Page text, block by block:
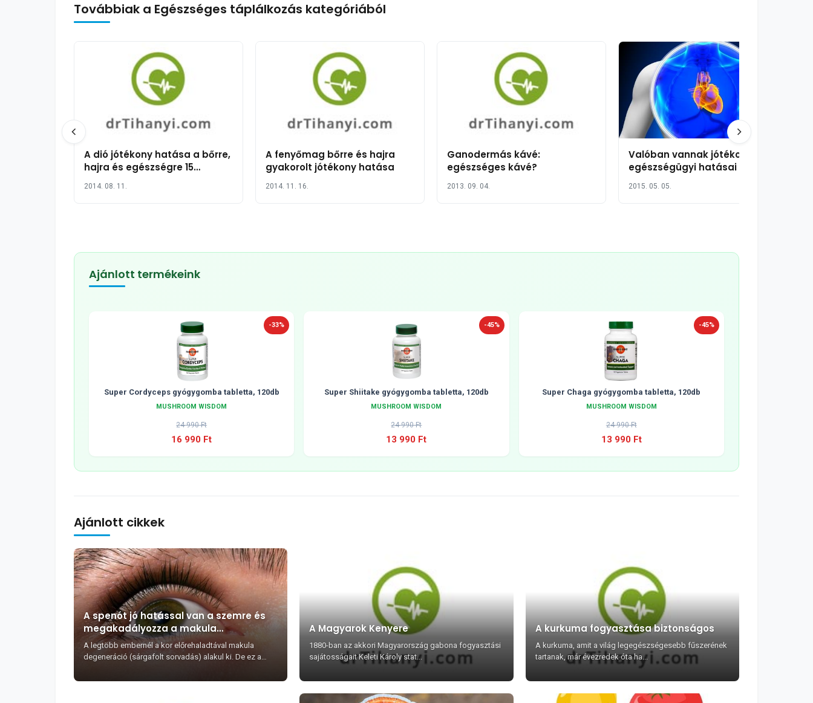
Továbbiak a Egészséges táplálkozás kategóriából
A dió jótékony hatása a bőrre,
hajra és egészségre 15
2014. 08. 11.
A fenyőmag bőrre és hajra
gyakorolt jótékony hatása
2014. 11. 16.
Ganodermás kávé:
egészséges kávé?
2013. 09. 04.
Valóban vannak jótékony
egészségügyi hatásai az
2015. 05. 05.
Ajánlott termékeink
-33%
Super Cordyceps gyógygomba tabletta, 120db
MUSHROOM WISDOM
24 990 Ft
16 990 Ft
-45%
Super Shiitake gyógygomba tabletta, 120db
MUSHROOM WISDOM
24 990 Ft
13 990 Ft
-45%
Super Chaga gyógygomba tabletta, 120db
MUSHROOM WISDOM
24 990 Ft
13 990 Ft
Ajánlott cikkek
A spenót jó hatással van a szemre és
megakadályozza a makula
degeneráció kialakulását
A legtöbb embernél a kor előrehaladtával makula
degeneráció (sárgafolt sorvadás) alakul ki. De ez a
stratégiákka...
A Magyarok Kenyere
1880-ban az akkori Magyarország gabona fogyasztási
sajátosságait Keleti Károly stat...
A kurkuma fogyasztása biztonságos
A kurkuma, amit a világ legegészségesebb fűszerének
tartanak, már évezredek óta ha...